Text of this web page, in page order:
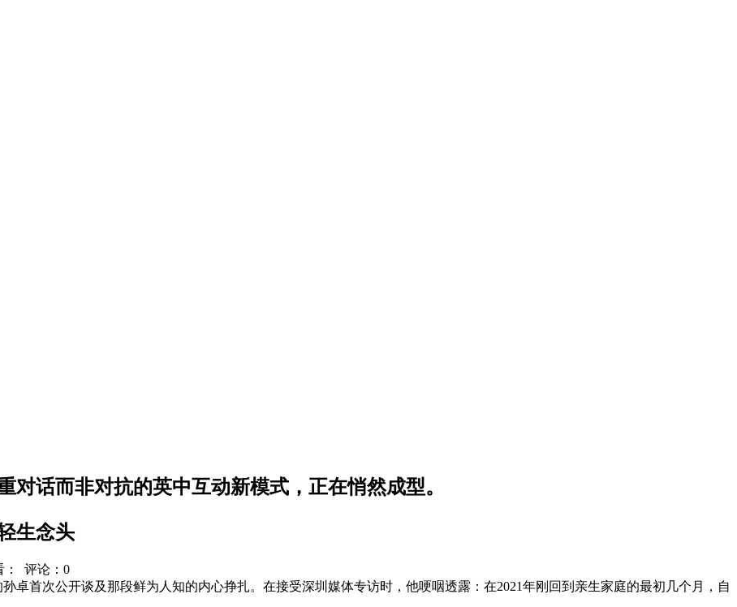
对话而非对抗的英中互动新模式，正在悄然成型。
生念头
评论：0
卓首次公开谈及那段鲜为人知的内心挣扎。在接受深圳媒体专访时，他哽咽透露：在2021年刚回到亲生家庭的最初几个月，自